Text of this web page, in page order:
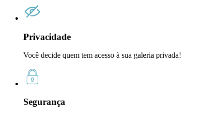
Privacidade
Você decide quem tem acesso à sua galeria privada!
Segurança